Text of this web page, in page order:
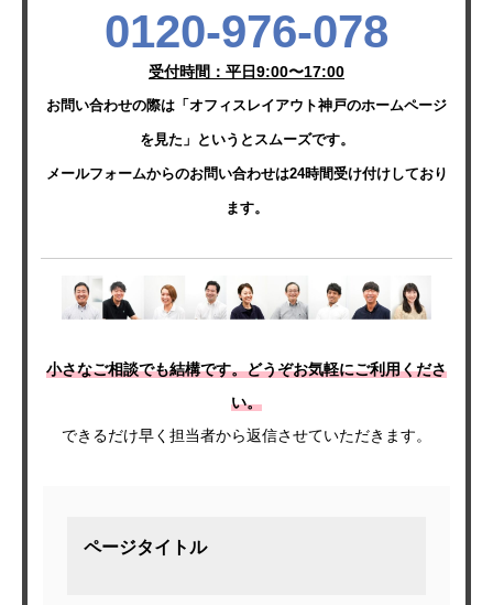
0120-976-078
受付時間：平日9:00〜17:00
お問い合わせの際は「オフィスレイアウト神戸のホームページ
を見た」というとスムーズです。
メールフォームからのお問い合わせは24時間受け付けしており
ます。
小さなご相談でも結構です。どうぞお気軽にご利用くださ
い。
できるだけ早く担当者から返信させていただきます。
ページタイトル